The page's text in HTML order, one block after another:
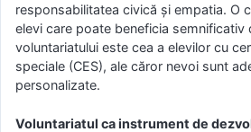
responsabilitatea civică și empatia. O
elevi care poate beneficia semnificativ
voluntariatului este cea a elevilor cu
speciale (CES), ale căror nevoi sunt
personalizate.
Voluntariatul ca instrument de